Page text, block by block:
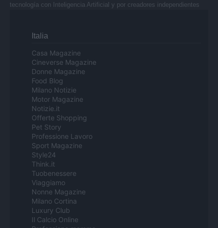
tecnología con Inteligencia Artificial y por creadores independientes
Italia
Casa Magazine
Cineverse Magazine
Donne Magazine
Food Blog
Milano Notizie
Motor Magazine
Notizie.it
Offerte Shopping
Pet Story
Professione Lavoro
Sport Magazine
Style24
Think.it
Tuobenessere
Viaggiamo
Nonne Magazine
Milano Cortina
Luxury Club
Il Calcio Online